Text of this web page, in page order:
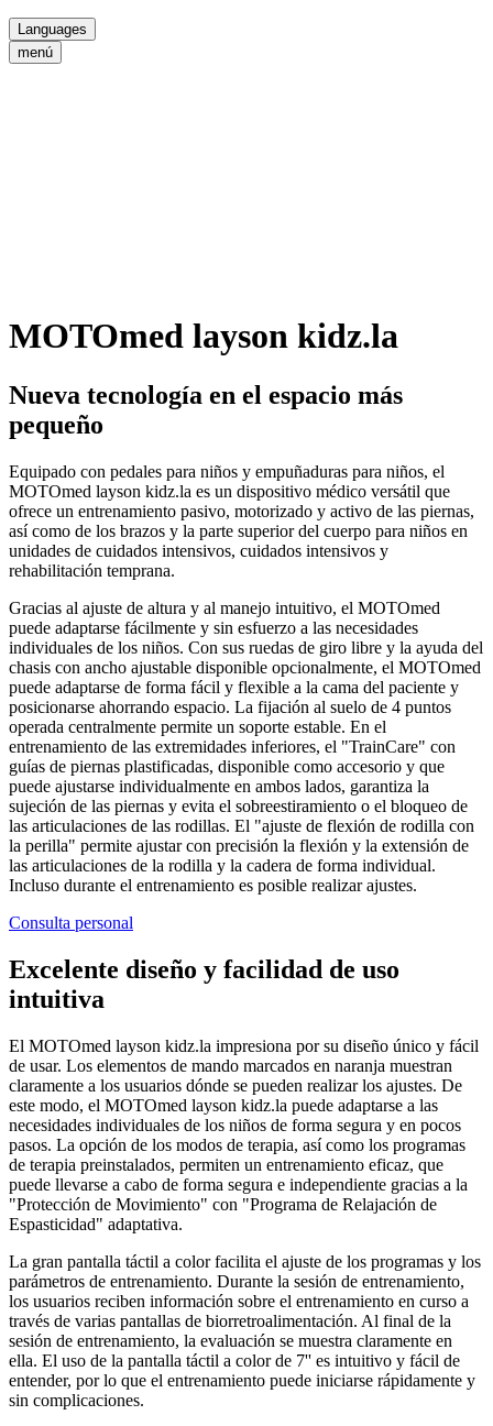
Languages
menú
MOTOmed layson kidz.la
Nueva tecnología en el espacio más
pequeño
Equipado con pedales para niños y empuñaduras para niños, el
MOTOmed layson kidz.la es un dispositivo médico versátil que
ofrece un entrenamiento pasivo, motorizado y activo de las piernas,
así como de los brazos y la parte superior del cuerpo para niños en
unidades de cuidados intensivos, cuidados intensivos y
rehabilitación temprana.
Gracias al ajuste de altura y al manejo intuitivo, el MOTOmed
puede adaptarse fácilmente y sin esfuerzo a las necesidades
individuales de los niños. Con sus ruedas de giro libre y la ayuda del
chasis con ancho ajustable disponible opcionalmente, el MOTOmed
puede adaptarse de forma fácil y flexible a la cama del paciente y
posicionarse ahorrando espacio. La fijación al suelo de 4 puntos
operada centralmente permite un soporte estable. En el
entrenamiento de las extremidades inferiores, el "TrainCare" con
guías de piernas plastificadas, disponible como accesorio y que
puede ajustarse individualmente en ambos lados, garantiza la
sujeción de las piernas y evita el sobreestiramiento o el bloqueo de
las articulaciones de las rodillas. El "ajuste de flexión de rodilla con
la perilla" permite ajustar con precisión la flexión y la extensión de
las articulaciones de la rodilla y la cadera de forma individual.
Incluso durante el entrenamiento es posible realizar ajustes.
Consulta personal
Excelente diseño y facilidad de uso
intuitiva
El MOTOmed layson kidz.la impresiona por su diseño único y fácil
de usar. Los elementos de mando marcados en naranja muestran
claramente a los usuarios dónde se pueden realizar los ajustes. De
este modo, el MOTOmed layson kidz.la puede adaptarse a las
necesidades individuales de los niños de forma segura y en pocos
pasos. La opción de los modos de terapia, así como los programas
de terapia preinstalados, permiten un entrenamiento eficaz, que
puede llevarse a cabo de forma segura e independiente gracias a la
"Protección de Movimiento" con "Programa de Relajación de
Espasticidad" adaptativa.
La gran pantalla táctil a color facilita el ajuste de los programas y los
parámetros de entrenamiento. Durante la sesión de entrenamiento,
los usuarios reciben información sobre el entrenamiento en curso a
través de varias pantallas de biorretroalimentación. Al final de la
sesión de entrenamiento, la evaluación se muestra claramente en
ella. El uso de la pantalla táctil a color de 7'' es intuitivo y fácil de
entender, por lo que el entrenamiento puede iniciarse rápidamente y
sin complicaciones.